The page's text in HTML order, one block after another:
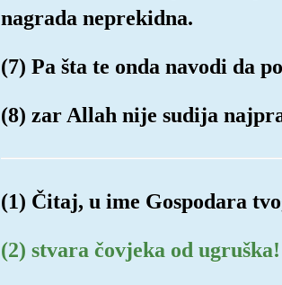
nagrada neprekidna.
(7) Pa šta te onda navodi da
(8) zar Allah nije sudija
(1) Čitaj, u ime Gospodara
(2) stvara čovjeka od ugruška!